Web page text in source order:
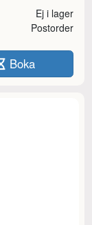
Ej i lager
Postorder
Boka